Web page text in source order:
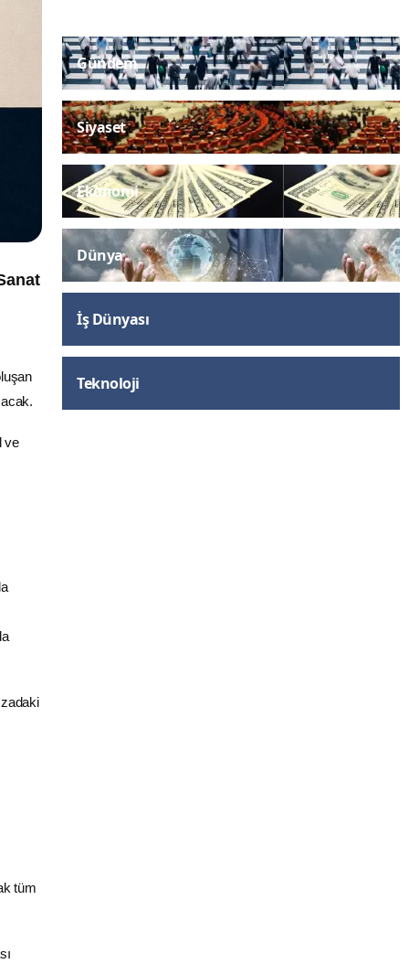
ve
tüm
Gündem
Siyaset
Ekonomi
Dünya
İş Dünyası
Teknoloji